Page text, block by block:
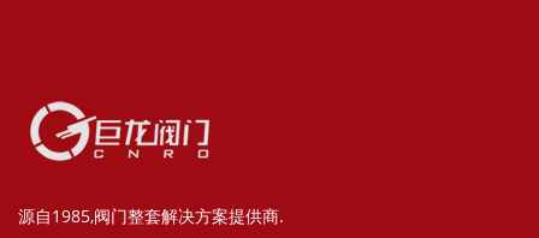
源自1985,阀门整套解决方案提供商.